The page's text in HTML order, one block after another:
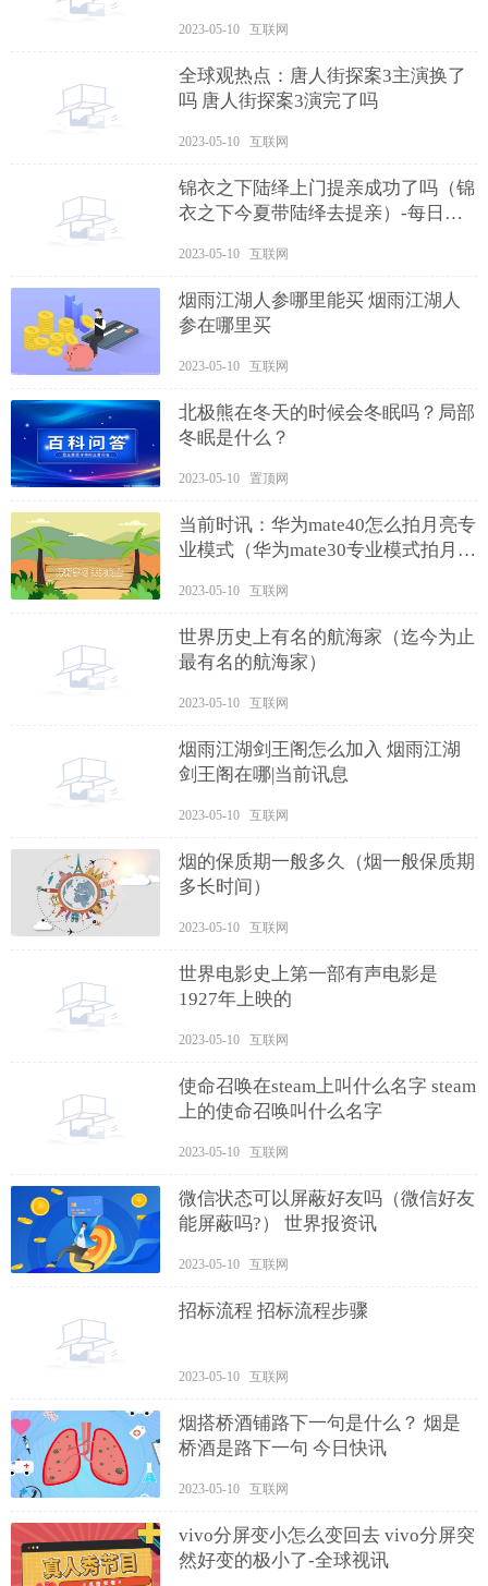
2023-05-10 互联网
全球观热点：唐人街探案3主演换了
吗 唐人街探案3演完了吗
2023-05-10 互联网
锦衣之下陆绎上门提亲成功了吗（锦
衣之下今夏带陆绎去提亲）-每日消
2023-05-10 互联网
烟雨江湖人参哪里能买 烟雨江湖人
参在哪里买
2023-05-10 互联网
北极熊在冬天的时候会冬眠吗？局部
冬眠是什么？
2023-05-10 置顶网
当前时讯：华为mate40怎么拍月亮专
业模式（华为mate30专业模式拍月
2023-05-10 互联网
世界历史上有名的航海家（迄今为止
最有名的航海家）
2023-05-10 互联网
烟雨江湖剑王阁怎么加入 烟雨江湖
剑王阁在哪|当前讯息
2023-05-10 互联网
烟的保质期一般多久（烟一般保质期
多长时间）
2023-05-10 互联网
世界电影史上第一部有声电影是
1927年上映的
2023-05-10 互联网
使命召唤在steam上叫什么名字 steam
上的使命召唤叫什么名字
2023-05-10 互联网
微信状态可以屏蔽好友吗（微信好友
能屏蔽吗?） 世界报资讯
2023-05-10 互联网
招标流程 招标流程步骤
2023-05-10 互联网
烟搭桥酒铺路下一句是什么？ 烟是
桥酒是路下一句 今日快讯
2023-05-10 互联网
vivo分屏变小怎么变回去 vivo分屏突
然好变的极小了-全球视讯